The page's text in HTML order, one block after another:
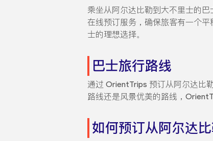
乘坐从阿尔达比勒到大不里士的
在线预订服务，确保旅客有一个
士的理想选择。
巴士旅行路线
通过 OrientTrips 预订从阿尔达比
路线还是风景优美的路线，
如何预订从阿尔达